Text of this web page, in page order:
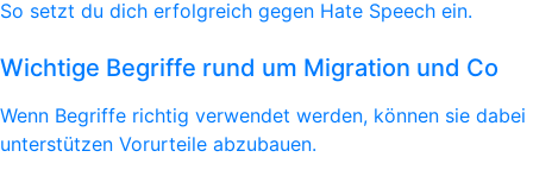
So setzt du dich erfolgreich gegen Hate Speech ein.
Wichtige Begriffe rund um Migration und Co
Wenn Begriffe richtig verwendet werden, können sie dabei
unterstützen Vorurteile abzubauen.